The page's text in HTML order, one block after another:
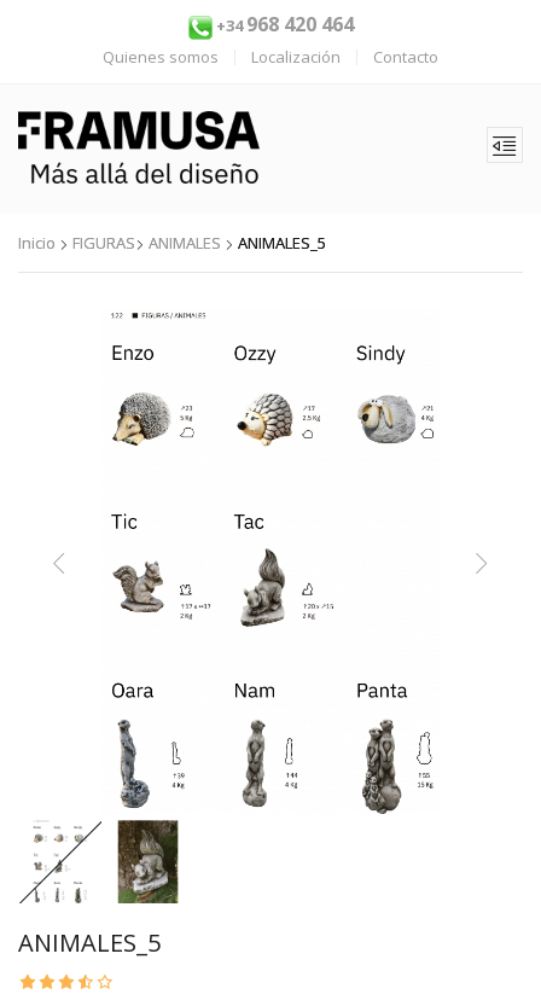
+34968 420 464
Quienes somos Localización Contacto
Inicio FIGURAS ANIMALES ANIMALES_5
ANIMALES_5